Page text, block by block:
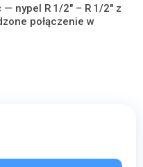
nypel R 1/2″ – R 1/2″ z
połączenie w